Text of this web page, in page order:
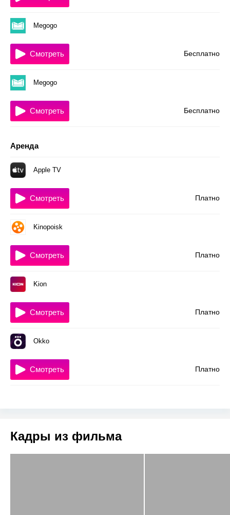
Megogo
Бесплатно
Смотреть
Megogo
Бесплатно
Смотреть
Аренда
Apple TV
Платно
Смотреть
Kinopoisk
Платно
Смотреть
Kion
Платно
Смотреть
Okko
Платно
Смотреть
Кадры из фильма